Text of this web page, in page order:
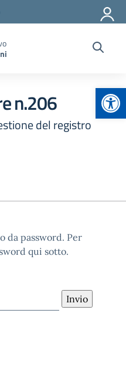
n.206
del registro
da password. Per
qui sotto.